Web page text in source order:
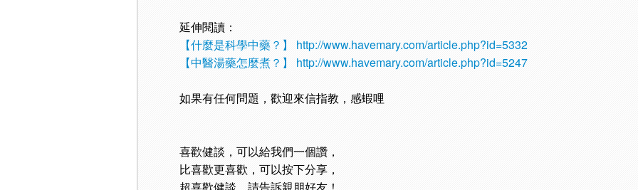
延伸閱讀：
【什麼是科學中藥？】
http://www.havemary.com/article.php?id=5332
【中醫湯藥怎麼煮？】
http://www.havemary.com/article.php?id=5247
如果有任何問題，歡迎來信指教，感蝦哩
喜歡健談，可以給我們一個讚，
比喜歡更喜歡，可以按下分享，
超喜歡健談，請告訴親朋好友！